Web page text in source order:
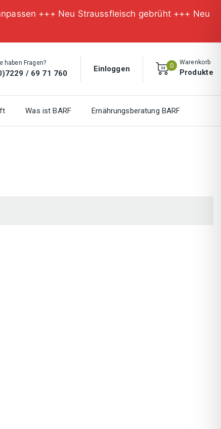
+++ Neu Straussfleisch gebrüht +++ Neu
haben Fragen?
/ 69 71 760
Einloggen 0 Warenkorb
Produkte
Was ist BARF Ernährungsberatung BARF